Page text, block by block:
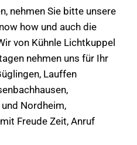
nehmen Sie bitte unsere
how und auch die
von Kühnle Lichtkuppel
nehmen uns für Ihr
Lauffen
Nordheim,
Freude Zeit, Anruf